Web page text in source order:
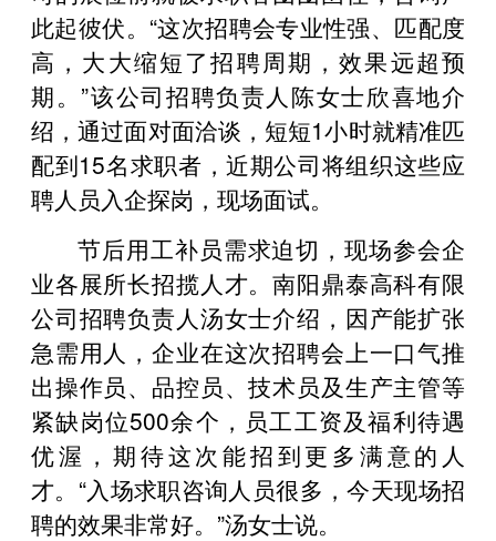
此起彼伏。“这次招聘会专业性强、匹配度
高，大大缩短了招聘周期，效果远超预
期。”该公司招聘负责人陈女士欣喜地介
绍，通过面对面洽谈，短短1小时就精准匹
配到15名求职者，近期公司将组织这些应
聘人员入企探岗，现场面试。
节后用工补员需求迫切，现场参会企
业各展所长招揽人才。南阳鼎泰高科有限
公司招聘负责人汤女士介绍，因产能扩张
急需用人，企业在这次招聘会上一口气推
出操作员、品控员、技术员及生产主管等
紧缺岗位500余个，员工工资及福利待遇
优渥，期待这次能招到更多满意的人
才。“入场求职咨询人员很多，今天现场招
聘的效果非常好。”汤女士说。